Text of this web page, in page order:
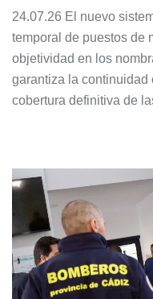
24.07.26 El nuevo
temporal de puestos de
objetividad en los
garantiza la continuidad
cobertura definitiva de